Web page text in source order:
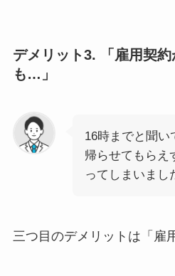
デメリット3. 「雇用契
も…」
16時までと聞い
帰らせてもらえ
ってしまいまし
三つ目のデメリットは「雇